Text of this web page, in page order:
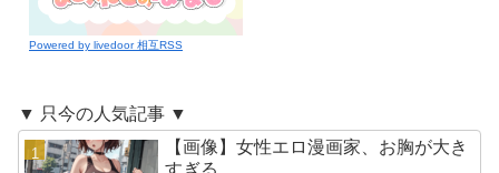
Powered by livedoor 相互RSS
▼ 只今の人気記事 ▼
【画像】女性エロ漫画家、お胸が大き
すぎる